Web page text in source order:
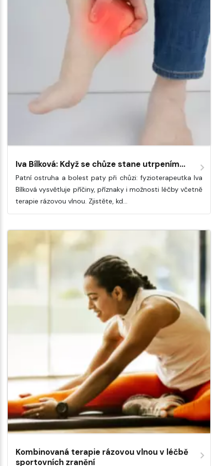
Iva Bílková: Když se chůze stane utrpením...
Patní ostruha a bolest paty při chůzi: fyzioterapeutka Iva
Bílková vysvětluje příčiny, příznaky i možnosti léčby včetně
terapie rázovou vlnou. Zjistěte, kd…
Kombinovaná terapie rázovou vlnou v léčbě
sportovních zranění